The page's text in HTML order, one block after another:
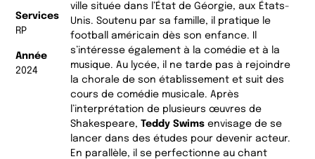
Services
RP
Année
2024
ville située dans l’État de Géorgie, aux États-
Unis. Soutenu par sa famille, il pratique le
football américain dès son enfance. Il
s’intéresse également à la comédie et à la
musique. Au lycée, il ne tarde pas à rejoindre
la chorale de son établissement et suit des
cours de comédie musicale. Après
l’interprétation de plusieurs œuvres de
Shakespeare,Teddy Swims envisage de se
lancer dans des études pour devenir acteur.
En parallèle, il se perfectionne au chant